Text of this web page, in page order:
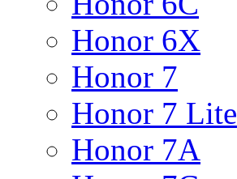
Honor 6X
Honor 7
Honor 7 Lite
Honor 7A